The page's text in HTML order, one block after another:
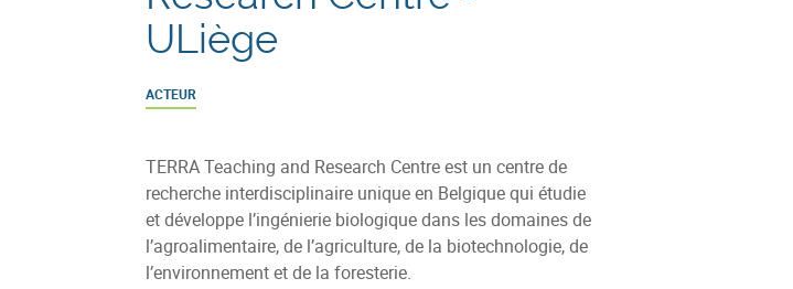
ULiège
ACTEUR
TERRA Teaching and Research Centre est un centre de
recherche interdisciplinaire unique en Belgique qui étudie
et développe l’ingénierie biologique dans les domaines de
l’agroalimentaire, de l’agriculture, de la biotechnologie, de
l’environnement et de la foresterie.